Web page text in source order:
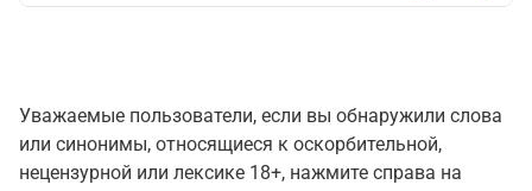
Уважаемые пользователи, если вы обнаружили слова
или синонимы, относящиеся к оскорбительной,
нецензурной или лексике 18+, нажмите справа на